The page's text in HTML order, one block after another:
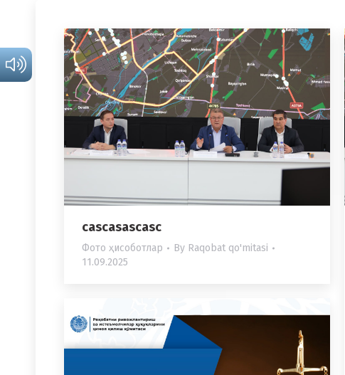
cascasascasc
Фото ҳисоботлар By Raqobat qo'mitasi
11.09.2025